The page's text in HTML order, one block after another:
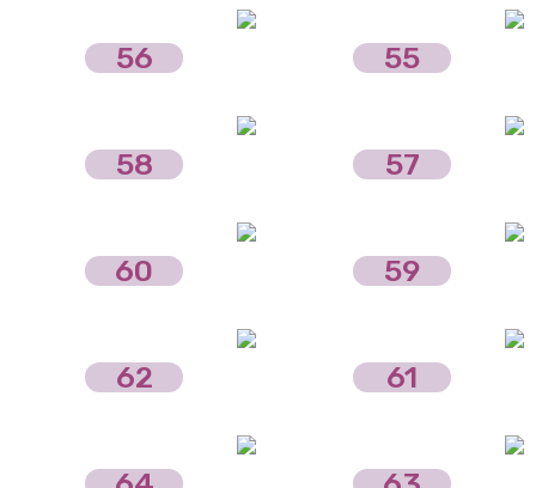
55
56
57
58
59
60
61
62